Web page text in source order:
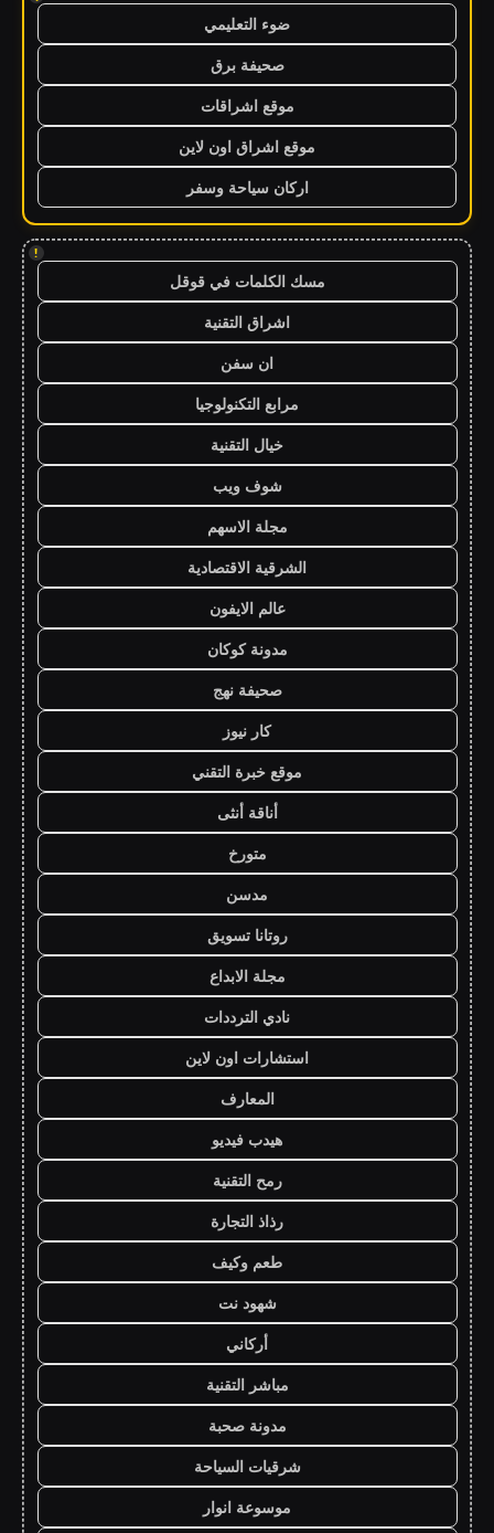
ضوء التعليمي
صحيفة برق
موقع اشراقات
موقع اشراق اون لاين
اركان سياحة وسفر
!
مسك الكلمات في قوقل
اشراق التقنية
ان سفن
مرابع التكنولوجيا
خيال التقنية
شوف ويب
مجلة الاسهم
الشرقية الاقتصادية
عالم الايفون
مدونة كوكان
صحيفة نهج
كار نيوز
موقع خبرة التقني
أناقة أنثى
متورخ
مدسن
روتانا تسويق
مجلة الابداع
نادي الترددات
استشارات اون لاين
المعارف
هيدب فيديو
رمح التقنية
رذاذ التجارة
طعم وكيف
شهود نت
أركاني
مباشر التقنية
مدونة صحبة
شرقيات السياحة
موسوعة انوار